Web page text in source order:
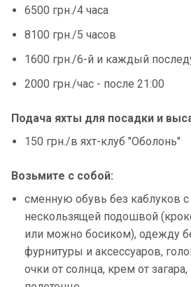
6500 грн./4 часа
8100 грн./5 часов
1600 грн./6-й и каждый
2000 грн./час - после 21:00
Подача яхты для посадки и
150 грн./в яхт-клуб "Оболонь"
Возьмите с собой:
сменную обувь без каблуков
нескользящей подошвой
или можно босиком), одежду
фурнитуры и аксессуаров,
очки от солнца, крем от